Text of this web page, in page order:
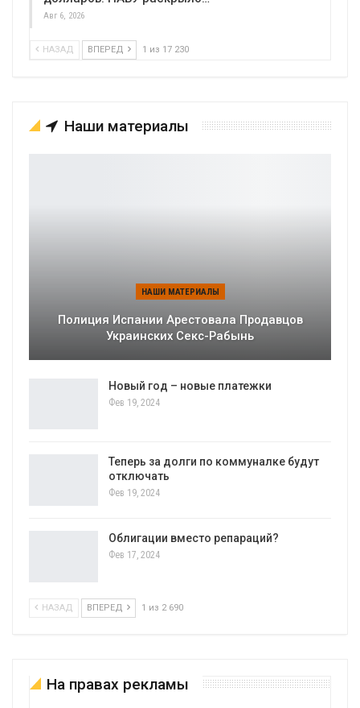
Авг 6, 2026
НАЗАД ВПЕРЕД 1 из 17 230
Наши материалы
НАШИ МАТЕРИАЛЫ
Полиция Испании Арестовала Продавцов
Украинских Секс-Рабынь
Новый год – новые платежки
Фев 19, 2024
Теперь за долги по коммуналке будут
отключать
Фев 19, 2024
Облигации вместо репараций?
Фев 17, 2024
НАЗАД ВПЕРЕД 1 из 2 690
На правах рекламы